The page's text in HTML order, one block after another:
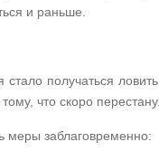
и раньше.
получаться
что скоро перестану.
меры заблаговременно: